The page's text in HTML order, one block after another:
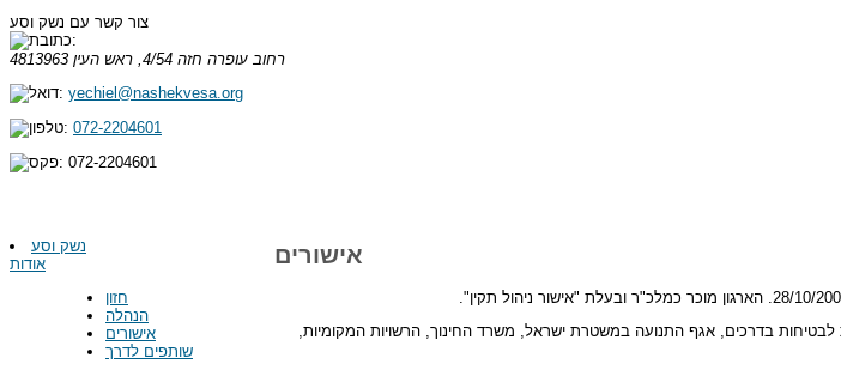
צור קשר עם נשק וסע
רחוב עופרה חזה 4/54, ראש העין
4813963
yechiel@nashekvesa.org
072-2204601
072-2204601
נשק וסע
אודות
חזון
הנהלה
אישורים
שותפים לדרך
אישורים
בדרכים, אגף התנועה במשטרת ישראל, משרד החינוך, הרשויות המקומיות,